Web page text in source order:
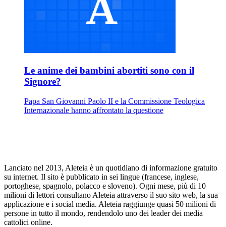
Le anime dei bambini abortiti sono con il
Signore?
Papa San Giovanni Paolo II e la Commissione Teologica
Internazionale hanno affrontato la questione
Lanciato nel 2013, Aleteia è un quotidiano di informazione gratuito
su internet. Il sito è pubblicato in sei lingue (francese, inglese,
portoghese, spagnolo, polacco e sloveno). Ogni mese, più di 10
milioni di lettori consultano Aleteia attraverso il suo sito web, la sua
applicazione e i social media. Aleteia raggiunge quasi 50 milioni di
persone in tutto il mondo, rendendolo uno dei leader dei media
cattolici online.